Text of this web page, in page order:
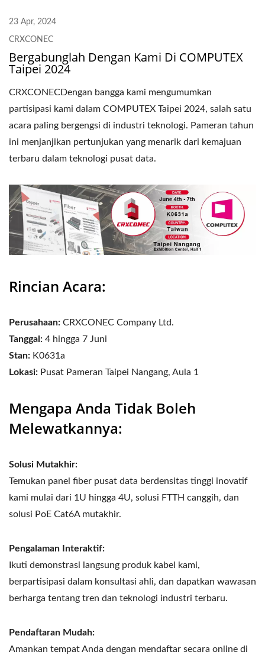
23 Apr, 2024
CRXCONEC
Bergabunglah Dengan Kami Di COMPUTEX
Taipei 2024
CRXCONECDengan bangga kami mengumumkan
partisipasi kami dalam COMPUTEX Taipei 2024, salah satu
acara paling bergengsi di industri teknologi. Pameran tahun
ini menjanjikan pertunjukan yang menarik dari kemajuan
terbaru dalam teknologi pusat data.
Rincian Acara:
Perusahaan: CRXCONEC Company Ltd.
Tanggal: 4 hingga 7 Juni
Stan: K0631a
Lokasi: Pusat Pameran Taipei Nangang, Aula 1
Mengapa Anda Tidak Boleh
Melewatkannya:
Solusi Mutakhir:
Temukan panel fiber pusat data berdensitas tinggi inovatif
kami mulai dari 1U hingga 4U, solusi FTTH canggih, dan
solusi PoE Cat6A mutakhir.
Pengalaman Interaktif:
Ikuti demonstrasi langsung produk kabel kami,
berpartisipasi dalam konsultasi ahli, dan dapatkan wawasan
berharga tentang tren dan teknologi industri terbaru.
Pendaftaran Mudah:
Amankan tempat Anda dengan mendaftar secara online di